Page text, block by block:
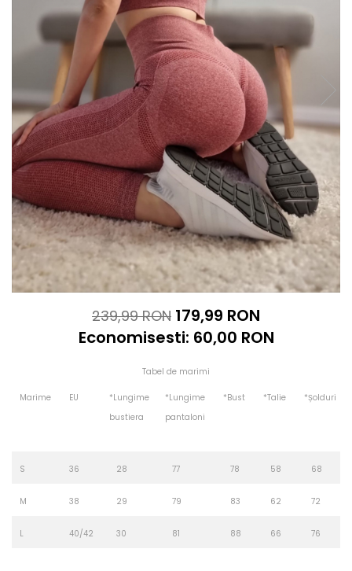
239,99 RON 179,99 RON
Economisesti: 60,00 RON
Tabel de marimi
Marime EU
*Lungime
bustiera
*Lungime
pantaloni
*Bust *Talie *Șolduri
S 36 28 77 78 58 68
M 38 29 79 83 62 72
L 40/42 30 81 88 66 76